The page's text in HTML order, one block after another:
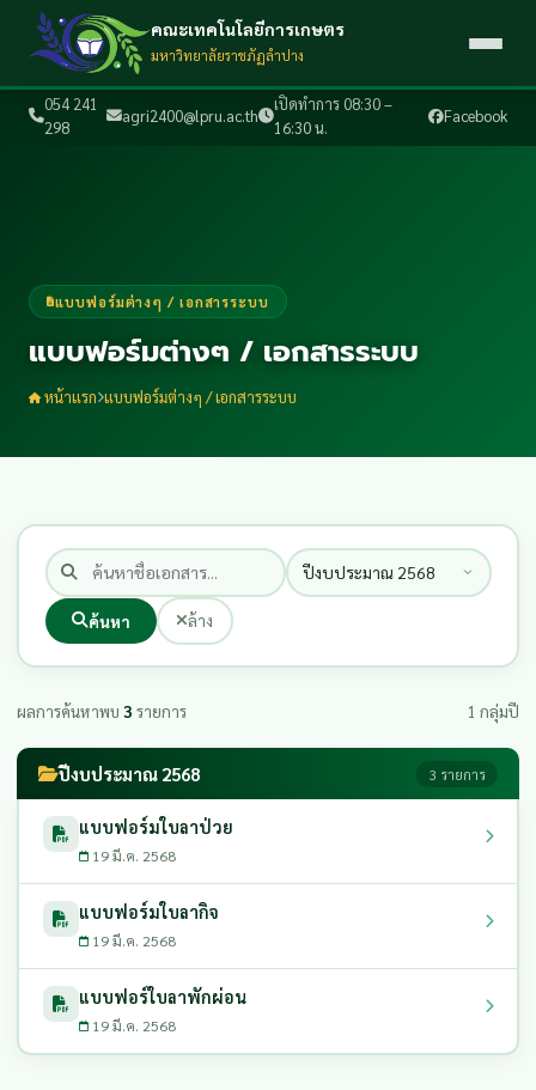
054 241
298
agri2400@lpru.ac.th
เปิดทำการ 08:30 –
16:30 น.
Facebook
คณะเทคโนโลยีการเกษตร
มหาวิทยาลัยราชภัฏลำปาง
แบบฟอร์มต่างๆ / เอกสารระบบ
แบบฟอร์มต่างๆ / เอกสารระบบ
หน้าแรก แบบฟอร์มต่างๆ / เอกสารระบบ
ค้นหา ล้าง
ผลการค้นหาพบ 3 รายการ 1 กลุ่มปี
ปีงบประมาณ 2568 3 รายการ
แบบฟอร์มใบลาป่วย
19 มี.ค. 2568
แบบฟอร์มใบลากิจ
19 มี.ค. 2568
แบบฟอร์ใบลาพักผ่อน
19 มี.ค. 2568